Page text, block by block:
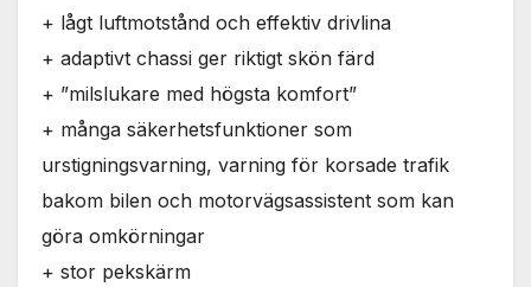
+ lågt luftmotstånd och effektiv drivlina
+ adaptivt chassi ger riktigt skön färd
+ ”milslukare med högsta komfort”
+ många säkerhetsfunktioner som
urstigningsvarning, varning för korsade trafik
bakom bilen och motorvägsassistent som kan
göra omkörningar
+ stor pekskärm